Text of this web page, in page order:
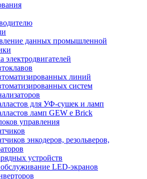
данных промышленной
электродвигателей
линий
систем
для УФ-сушек и ламп
ламп GEW e Brick
управления
энкодеров, резольверов,
устройств
LED-экранов